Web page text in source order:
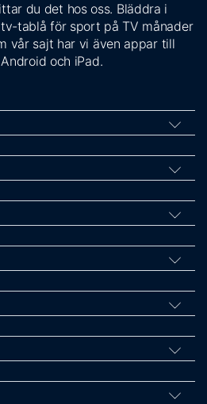
du det hos oss. Bläddra i
tablå för sport på TV månader
vår sajt har vi även appar till
och iPad.